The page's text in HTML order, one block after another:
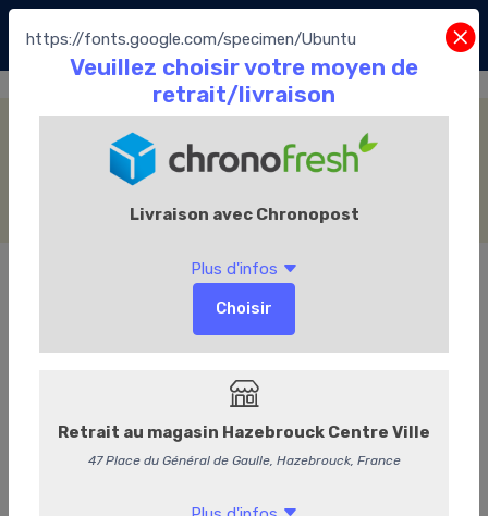
https://fonts.google.com/specimen/Ubuntu
Ballotin traditionnel
Accueil La Boutique